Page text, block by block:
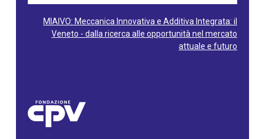
MIAIVO: Meccanica Innovativa e Additiva Integrata: il
Veneto - dalla ricerca alle opportunità nel mercato
attuale e futuro